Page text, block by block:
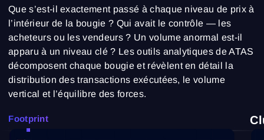
Que s’est-il exactement passé à chaque niveau de prix à
l’intérieur de la bougie ? Qui avait le contrôle — les
acheteurs ou les vendeurs ? Un volume anormal est-il
apparu à un niveau clé ? Les outils analytiques de ATAS
décomposent chaque bougie et révèlent en détail la
distribution des transactions exécutées, le volume
vertical et l’équilibre des forces.
Footprint